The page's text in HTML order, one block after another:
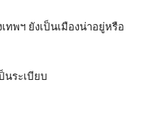
พฯ ยังเป็นเมืองน่าอยู่หรือ
ระเบียบ